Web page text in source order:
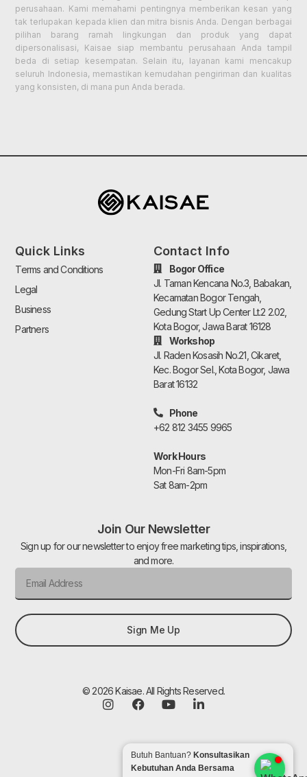
Butuh Bantuan? Konsultasikan
Kebutuhan Anda Bersama
perusahaan. Kami memahami pentingnya memberikan kesan yang
tak terlupakan kepada klien dan mitra bisnis Anda. Dengan berbagai
pilihan barang ramah lingkungan dan produk yang dapat
dipersonalisasi, Kaisae siap membantu perusahaan Anda tampil
beda di setiap kesempatan. Selain itu, layanan kami mencakup
seluruh Indonesia, memastikan kemudahan pengiriman dan kualitas
yang konsisten, di mana pun Anda berada.
Quick Links
Terms and Conditions
Legal
Business
Partners
Contact Info
Bogor Office
Jl. Taman Kencana No.3, Babakan,
Kecamatan Bogor Tengah,
Gedung Start Up Center Lt.2 2.02,
Kota Bogor, Jawa Barat 16128
Workshop
Jl. Raden Kosasih No.21, Cikaret,
Kec. Bogor Sel., Kota Bogor, Jawa
Barat 16132
Phone
+62 812 3455 9965
Work Hours
Mon-Fri 8am-5pm
Sat 8am-2pm
Join Our Newsletter
Sign up for our newsletter to enjoy free marketing tips, inspirations,
and more.
Sign Me Up
© 2026 Kaisae. All Rights Reserved.